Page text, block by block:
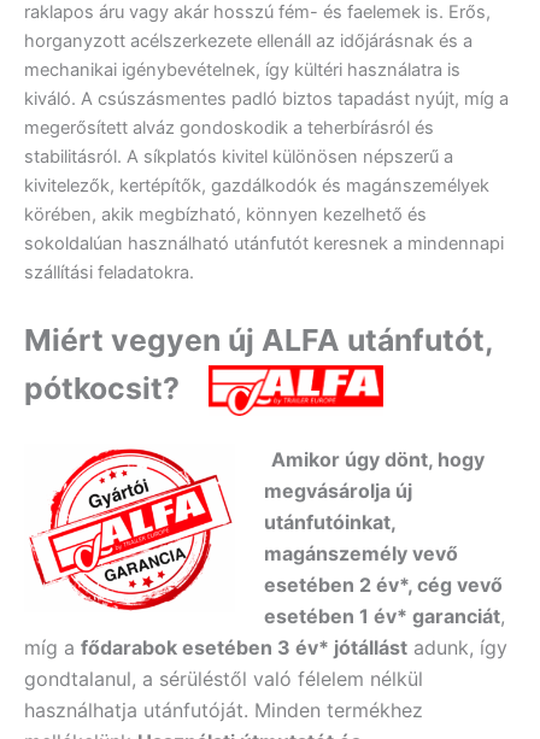
raklapos áru vagy akár hosszú fém- és faelemek is. Erős,
horganyzott acélszerkezete ellenáll az időjárásnak és a
mechanikai igénybevételnek, így kültéri használatra is
kiváló. A csúszásmentes padló biztos tapadást nyújt, míg a
megerősített alváz gondoskodik a teherbírásról és
stabilitásról. A síkplatós kivitel különösen népszerű a
kivitelezők, kertépítők, gazdálkodók és magánszemélyek
körében, akik megbízható, könnyen kezelhető és
sokoldalúan használható utánfutót keresnek a mindennapi
szállítási feladatokra.
Miért vegyen új ALFA utánfutót,
pótkocsit?
Amikor úgy dönt, hogy
megvásárolja új
utánfutóinkat,
magánszemély vevő
esetében 2 év*, cég vevő
esetében 1 év* garanciát,
míg a fődarabok esetében 3 év* jótállást adunk, így
gondtalanul, a sérüléstől való félelem nélkül
használhatja utánfutóját. Minden termékhez